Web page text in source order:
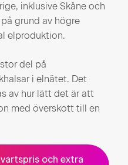
inklusive Skåne och
grund av högre
elproduktion.
del på
i elnätet. Det
av hur lätt det är att
med överskott till en
och extra